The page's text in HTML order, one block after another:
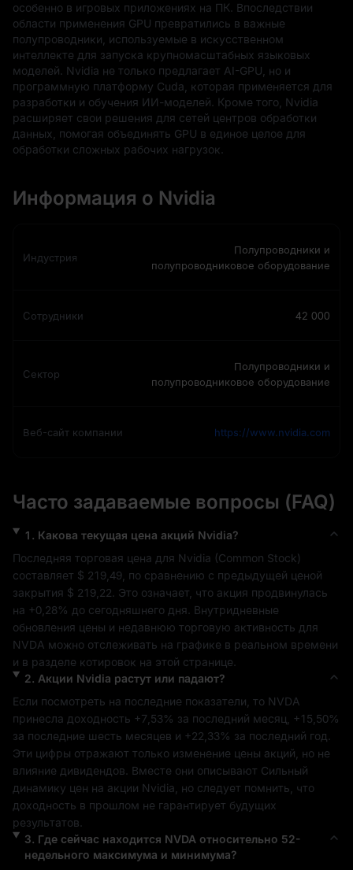
особенно в игровых приложениях на ПК. Впоследствии
области применения GPU превратились в важные
полупроводники, используемые в искусственном
интеллекте для запуска крупномасштабных языковых
моделей. Nvidia не только предлагает AI-GPU, но и
программную платформу Cuda, которая применяется для
разработки и обучения ИИ-моделей. Кроме того, Nvidia
расширяет свои решения для сетей центров обработки
данных, помогая объединять GPU в единое целое для
обработки сложных рабочих нагрузок.
Информация о Nvidia
Индустрия
Полупроводники и
полупроводниковое оборудование
Сотрудники 42 000
Сектор
Полупроводники и
полупроводниковое оборудование
Веб-сайт компании https://www.nvidia.com
Часто задаваемые вопросы (FAQ)
1 . Какова текущая цена акций Nvidia?
Последняя торговая цена для Nvidia (Common Stock)
составляет $ 219,49 , по сравнению с предыдущей ценой
закрытия $ 219,22 . Это означает, что акция продвинулась
на +0,28% до сегодняшнего дня. Внутридневные
NVDA можно отслеживать на графике в реальном времени
и в разделе котировок на этой странице.
2. Акции Nvidia растут или падают?
Если посмотреть на последние показатели, то NVDA
принесла доходность +7,53% за последний месяц, +15,50%
за последние шесть месяцев и +22,33% за последний год.
Эти цифры отражают только изменение цены акций, но не
влияние дивидендов. Вместе они описывают Сильный
динамику цен на акции Nvidia , но следует помнить, что
доходность в прошлом не гарантирует будущих
результатов.
3. Где сейчас находится NVDA относительно 52-
недельного максимума и минимума?